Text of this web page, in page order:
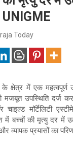
UNIGME
Today
के क्षेत्र में एक महत्वपूर्ण
मजबूत उपस्थिति दर्ज
मॉर्टेलिटी
बच्चों की मृत्यु दर में
व्यापक प्रयासों का